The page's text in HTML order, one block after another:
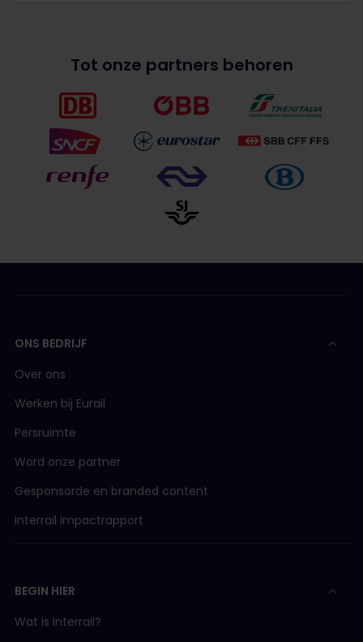
Tot onze partners behoren
ONS BEDRIJF
Over ons
Werken bij Eurail
Persruimte
Word onze partner
Gesponsorde en branded content
Interrail impactrapport
BEGIN HIER
Wat is Interrail?